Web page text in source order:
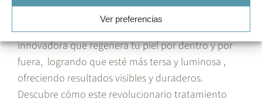
Ver preferencias
Radiofrecuencia ONIX 4.4 es una solución
innovadora que regenera tu piel por dentro y por
fuera, logrando que esté más tersa y luminosa ,
ofreciendo resultados visibles y duraderos.
Descubre cómo este revolucionario tratamiento